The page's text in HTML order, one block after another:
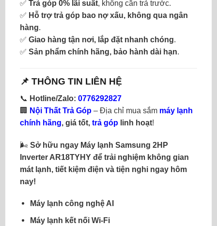
✅ Trả góp 0% lãi suất, không cần trả trước.
✅ Hỗ trợ trả góp bao nợ xấu, không qua ngân
hàng.
✅ Giao hàng tận nơi, lắp đặt nhanh chóng.
✅ Sản phẩm chính hãng, bảo hành dài hạn.
📌 THÔNG TIN LIÊN HỆ
📞 Hotline/Zalo: 0776292827
🏢
Nội Thất Trả Góp – Địa chỉ mua sắm máy lạnh
chính hãng, giá tốt, trả góp linh hoạt!
🌬 Sở hữu ngay Máy lạnh Samsung 2HP
Inverter AR18TYHY để trải nghiệm không gian
mát lạnh, tiết kiệm điện và tiện nghi ngay hôm
nay!
Máy lạnh công nghệ AI
Máy lạnh kết nối Wi-Fi